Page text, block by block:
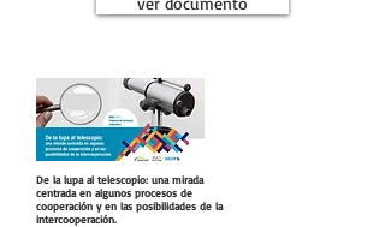
De la lupa al telescopio: una mirada
centrada en algunos procesos de
cooperación y en las posibilidades de la
intercooperación.